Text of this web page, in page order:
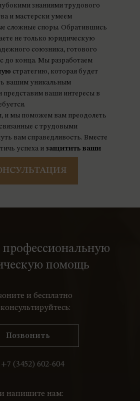
знаниями трудового
и мастерски умеем
сложные споры. Обратившись
не только юридическую
союзника, готового
до конца. Мы разработаем
стратегию, которая будет
вашим уникальным
представим ваши интересы в
и мы поможем вам преодолеть
с трудовыми
вам справедливость. Вместе
успеха и защитить ваши
помощь
и бесплатно
+7 (3452) 602-604
напишите нам:
Позвонить